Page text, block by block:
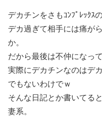
デカチンをさもｺﾝﾌﾟﾚｯｸｽ
デカ過ぎて相手には痛が
か。
だから最後は不仲になっ
実際にデカチンなのはデ
でもないわけでｗ
そんな日記とか書いてる
妻系。